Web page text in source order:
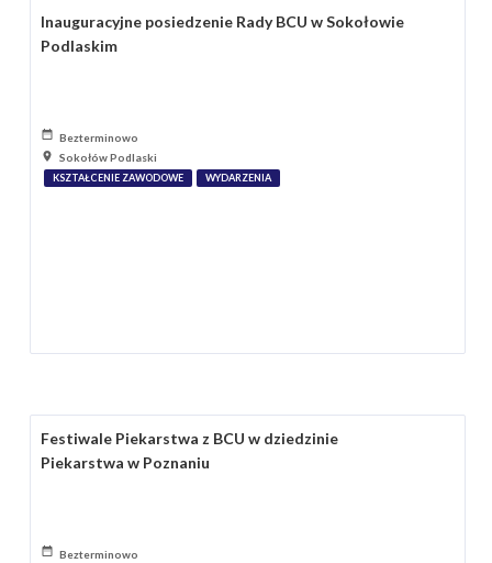
Inauguracyjne posiedzenie Rady BCU w Sokołowie
Podlaskim
Bezterminowo
Sokołów Podlaski
KSZTAŁCENIE ZAWODOWE WYDARZENIA
Festiwale Piekarstwa z BCU w dziedzinie
Piekarstwa w Poznaniu
Bezterminowo